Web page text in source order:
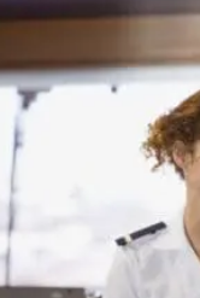
Approved by:
Duration: